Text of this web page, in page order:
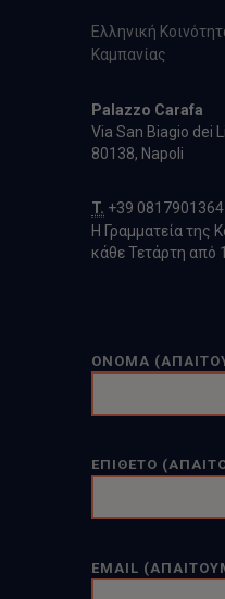
Ελληνική
Καμπανίας
Palazzo Carafa
Via San Biagio dei
80138, Napoli
T. +39 0817901364
Η Γραμματεία της
κάθε Τετάρτη από
ΟΝΟΜΑ
ΕΠΙΘΕΤΟ
EMAIL